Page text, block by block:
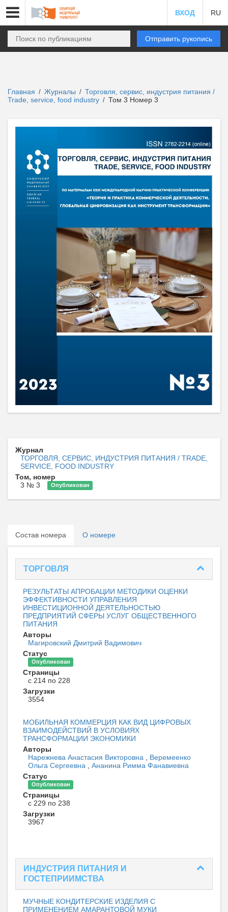
ВХОД RU
Отправить рукопись
Главная / Журналы / Торговля, сервис, индустрия питания /
Trade, service, food industry / Том 3 Номер 3
Журнал
ТОРГОВЛЯ, СЕРВИС, ИНДУСТРИЯ ПИТАНИЯ / TRADE,
SERVICE, FOOD INDUSTRY
Том, номер
3 № 3
Опубликован
Состав номера О номере
ТОРГОВЛЯ
РЕЗУЛЬТАТЫ АПРОБАЦИИ МЕТОДИКИ ОЦЕНКИ
ЭФФЕКТИВНОСТИ УПРАВЛЕНИЯ
ИНВЕСТИЦИОННОЙ ДЕЯТЕЛЬНОСТЬЮ
ПРЕДПРИЯТИЙ СФЕРЫ УСЛУГ ОБЩЕСТВЕННОГО
ПИТАНИЯ
Авторы
Магировский Дмитрий Вадимович
Статус
Опубликован
Страницы
с 214 по 228
Загрузки
3554
МОБИЛЬНАЯ КОММЕРЦИЯ КАК ВИД ЦИФРОВЫХ
ВЗАИМОДЕЙСТВИЙ В УСЛОВИЯХ
ТРАНСФОРМАЦИИ ЭКОНОМИКИ
Авторы
Нарежнева Анастасия Викторовна
Веремеенко
Ольга Сергеевна
Ананина Римма Фанавиевна
Статус
Опубликован
Страницы
с 229 по 238
Загрузки
3967
ИНДУСТРИЯ ПИТАНИЯ И
ГОСТЕПРИИМСТВА
МУЧНЫЕ КОНДИТЕРСКИЕ ИЗДЕЛИЯ С
ПРИМЕНЕНИЕМ АМАРАНТОВОЙ МУКИ